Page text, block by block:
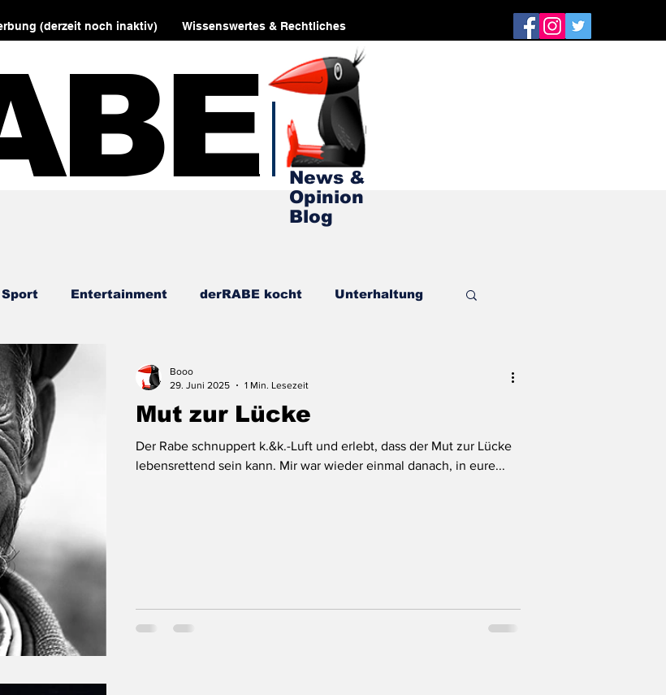
(derzeit noch inaktiv) Wissenswertes & Rechtliches
News &
Opinion
Blog
Sport Entertainment derRABE kocht Unterhaltung
Mut zur Lücke
Der Rabe schnuppert k.&k.-Luft und erlebt, dass der Mut zur Lücke
lebensrettend sein kann. Mir war wieder einmal danach, in eure...
Booo
29. Juni 2025
1 Min. Lesezeit